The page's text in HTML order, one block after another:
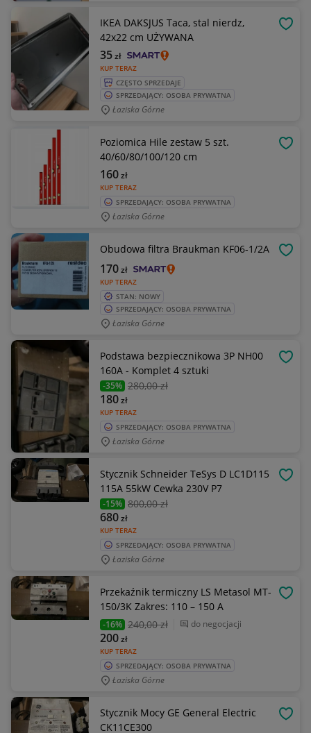
IKEA DAKSJUS Taca, stal nierdz,
42x22 cm UŻYWANA
KUP TERAZ
35zł
CZĘSTO SPRZEDAJE
SPRZEDAJĄCY: OSOBA PRYWATNA
Łaziska Górne
Poziomica Hile zestaw 5 szt.
40/60/80/100/120 cm
KUP TERAZ
160zł
SPRZEDAJĄCY: OSOBA PRYWATNA
Łaziska Górne
Obudowa filtra Braukman KF06-1/2A
KUP TERAZ
170zł
STAN: NOWY
SPRZEDAJĄCY: OSOBA PRYWATNA
Łaziska Górne
Podstawa bezpiecznikowa 3P NH00
160A - Komplet 4 sztuki
-35% 280,00 zł
KUP TERAZ
180zł
SPRZEDAJĄCY: OSOBA PRYWATNA
Łaziska Górne
Stycznik Schneider TeSys D LC1D115
115A 55kW Cewka 230V P7
-15% 800,00 zł
KUP TERAZ
680zł
SPRZEDAJĄCY: OSOBA PRYWATNA
Łaziska Górne
Przekaźnik termiczny LS Metasol MT-
150/3K Zakres: 110 – 150 A
-16% 240,00 zł do negocjacji
KUP TERAZ
200zł
SPRZEDAJĄCY: OSOBA PRYWATNA
Łaziska Górne
Stycznik Mocy GE General Electric
CK11CE300